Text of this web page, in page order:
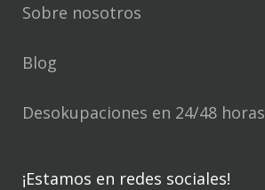
Sobre nosotros
Blog
Desokupaciones en 24/48 horas
¡Estamos en redes sociales!